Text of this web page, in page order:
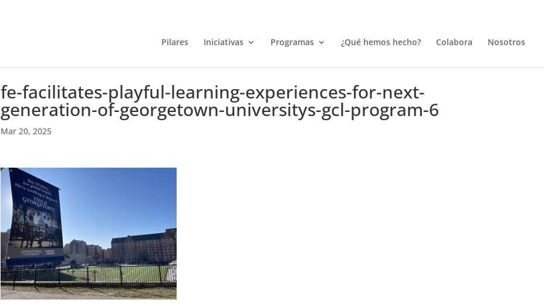
Pilares Iniciativas Programas ¿Qué hemos hecho? Colabora Nosotros
fe-facilitates-playful-learning-experiences-for-next-
generation-of-georgetown-universitys-gcl-program-6
Mar 20, 2025